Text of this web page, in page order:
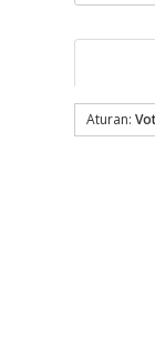
Aturan: